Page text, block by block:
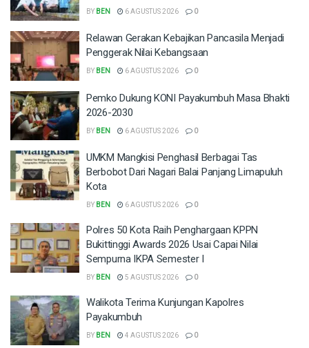
BY BEN 6 AGUSTUS 2026 0
Relawan Gerakan Kebajikan Pancasila Menjadi
Penggerak Nilai Kebangsaan
BY BEN 6 AGUSTUS 2026 0
Pemko Dukung KONI Payakumbuh Masa Bhakti
2026-2030
BY BEN 6 AGUSTUS 2026 0
UMKM Mangkisi Penghasil Berbagai Tas
Berbobot Dari Nagari Balai Panjang Limapuluh
Kota
BY BEN 6 AGUSTUS 2026 0
Polres 50 Kota Raih Penghargaan KPPN
Bukittinggi Awards 2026 Usai Capai Nilai
Sempurna IKPA Semester I
BY BEN 5 AGUSTUS 2026 0
Walikota Terima Kunjungan Kapolres
Payakumbuh
BY BEN 4 AGUSTUS 2026 0